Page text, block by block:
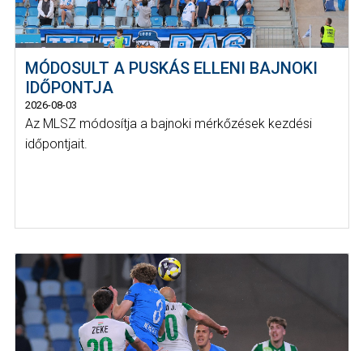
MÓDOSULT A PUSKÁS ELLENI BAJNOKI
IDŐPONTJA
2026-08-03
Az MLSZ módosítja a bajnoki mérkőzések kezdési
időpontjait.